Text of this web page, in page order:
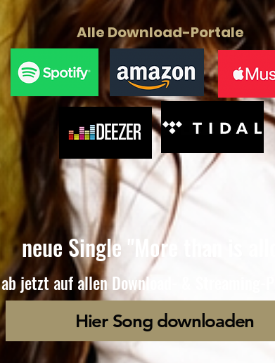
Alle Download-Portale
neue Single "More than is
ab jetzt auf allen Download- & Streaming-
Hier Song downloaden